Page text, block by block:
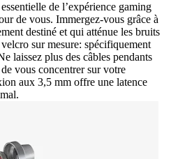
de l’expérience gaming
de vous. Immergez-vous grâce à
destiné et qui atténue les bruits
sur mesure: spécifiquement
laissez plus des câbles pendants
vous concentrer sur votre
aux 3,5 mm offre une latence